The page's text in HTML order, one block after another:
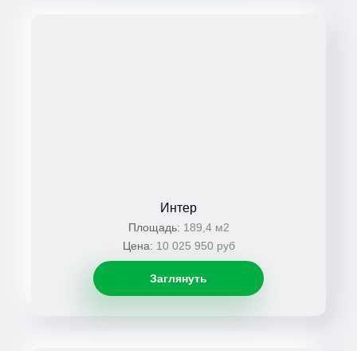
Интер
Площадь: 189,4 м2
Цена: 10 025 950 руб
Заглянуть